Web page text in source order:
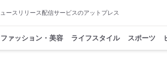
ースリリース配信サービスのアットプレス
ファッション・美容 ライフスタイル スポーツ